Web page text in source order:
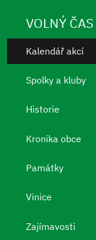
VOLNÝ ČAS
Kalendář akcí
Spolky a kluby
Historie
Kronika obce
Památky
Vinice
Zajímavosti